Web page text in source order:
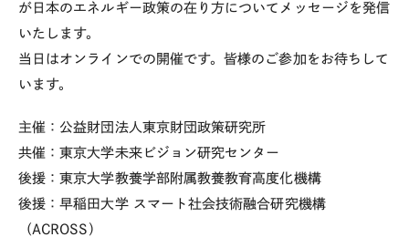
が日本のエネルギー政策の在り方についてメッセージを発信
いたします。
当日はオンラインでの開催です。皆様のご参加をお待ちして
います。
主催：公益財団法人東京財団政策研究所
共催：東京大学未来ビジョン研究センター
後援：東京大学教養学部附属教養教育高度化機構
後援：早稲田大学 スマート社会技術融合研究機構
（ACROSS）